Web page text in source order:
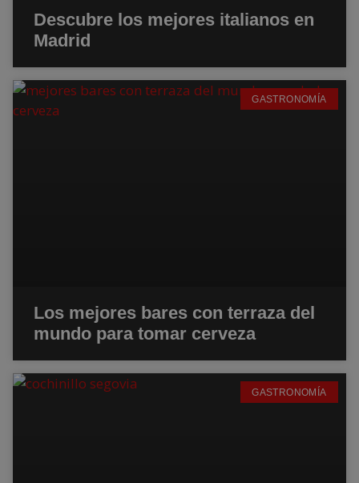
Descubre los mejores italianos en
Madrid
GASTRONOMÍA
Los mejores bares con terraza del
mundo para tomar cerveza
GASTRONOMÍA